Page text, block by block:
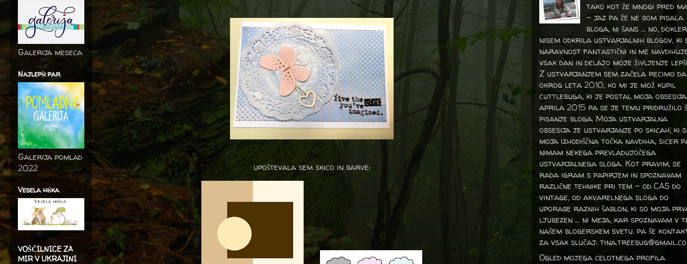
upoštevala sem skico in barve:
Galerija meseca
Najlepši par
Galerija pomlad
2022
Vesela hiška
VOŠČILNICE ZA
MIR V UKRAJINI
tako kot že mnogi pred
- jaz pa že ne bom pisala
bloga, ni šans ... no, dokler
nisem odkrila ustvarjalnih blogov, ki
naravnost fantastični in me
vsak dan in delajo moje življenje
Z ustvarjanjem sem začela recimo da
okrog leta 2010, ko mi je mož kupil
cuttlebuga, ki je postal moja
aprila 2015 pa se je temu pridružilo
pisanje bloga. Moja ustvarjalna
obsesija je ustvarjanje po skicah, ki
moja izhodiščna točka navdiha, sicer
nimam nekega prevladujočega
ustvarjalnega sloga. Kot pravim, se
rada igram s papirjem in spoznavam
različne tehnike pri tem – od CAS do
vintage, od akvarelnega sloga do
uporabe raznih šablon, ki so moja
ljubezen … ni meja, kar spoznavam v
našem blogerskem svetu. pa še
za vsak slučaj:
Ogled mojega celotnega profila